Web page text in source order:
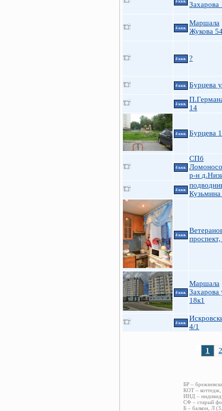
4 ккв. Захарова
4 ккв.
Маршала
Жукова
4 ккв. ?
4 ккв. Бурцева
4 ккв.
14
4 ккв. Бурцева
4 ккв.
СПб
р-н
4 ккв.
Кузьмина
4 ккв.
4 ккв.
Маршала
Захарова
18к1
4 ккв.
4/1
1 2
БР –
КОТ –
ИНД –
СФ – старый
Б – балкон, Л